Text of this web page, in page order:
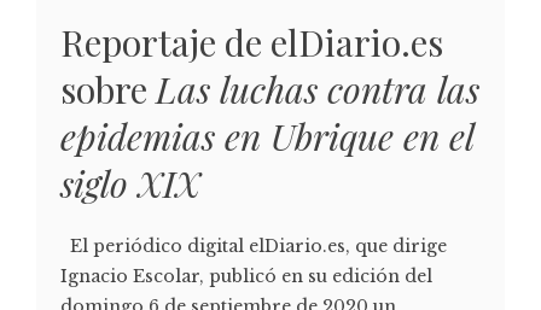
Reportaje de elDiario.es
sobreLas luchas contra las
epidemias en Ubrique en el
siglo XIX
El periódico digital elDiario.es, que dirige
Ignacio Escolar, publicó en su edición del